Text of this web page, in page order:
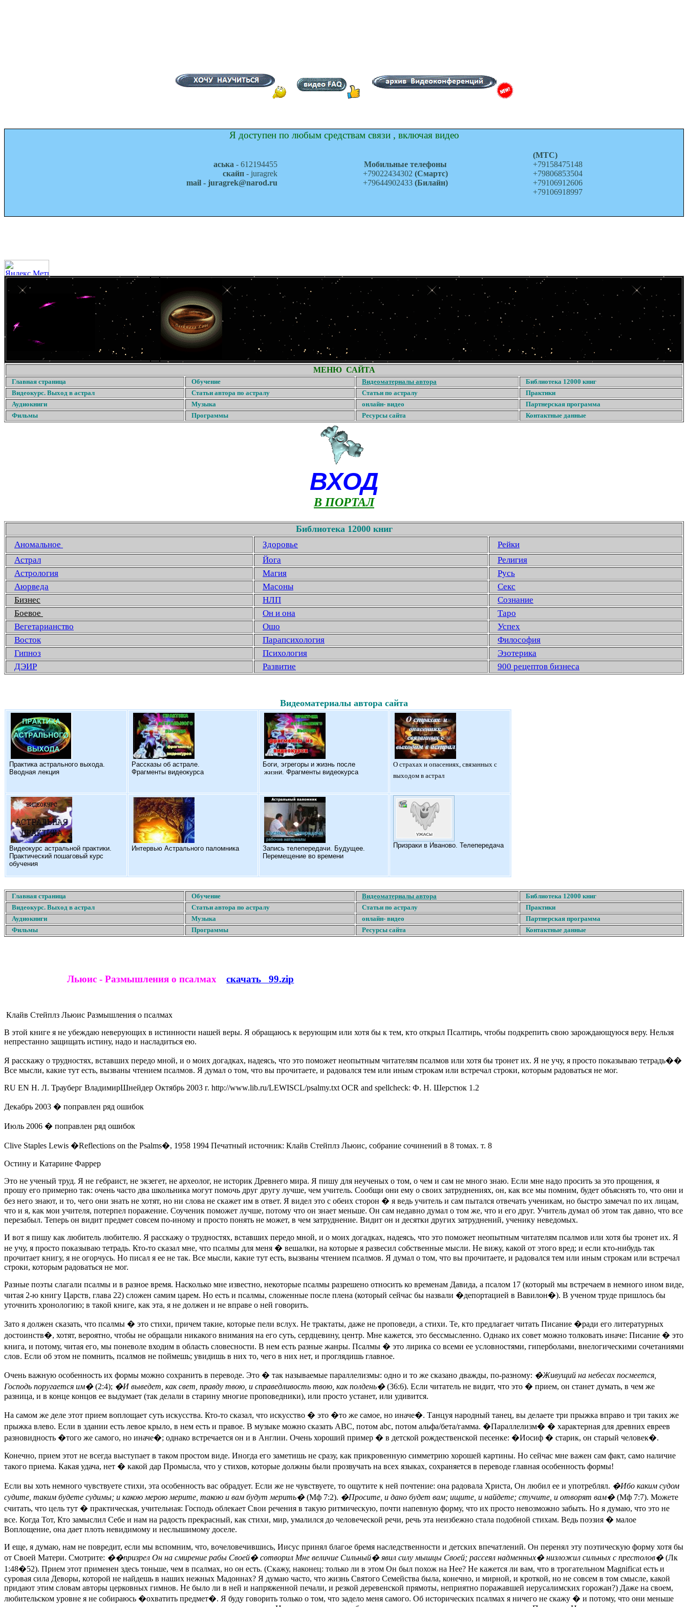
Я доступен по любым средствам связи , включая видео
аська - 612194455
скайп - juragrek
mail - juragrek@narod.ru
Мобильные телефоны
+79022434302 (Смартс)
+79644902433(Билайн)
(МТС)
+79158475148
+79806853504
+79106912606
+79106918997
МЕНЮ САЙТА
Главная страница Обучение Видеоматериалы автора
Библиотека 12000 книг
Видеокурс. Выход в астрал
Статьи автора по астралу Статьи по астралу
Практики
Аудиокниги
Музыка онлайн- видео
Партнерская программа
Фильмы
Программы Ресурсы сайта Контактные данные
ВХОД
В ПОРТАЛ
Библиотека 12000 книг
Аномальное Здоровье
Рейки
Астрал
Йога
Религия
Астрология
Магия
Русь
Аюрведа
Масоны
Секс
Бизнес
НЛП
Сознание
Боевое
Он и она
Таро
Вегетарианство
Ошо
Успех
Восток
Парапсихология
Философия
Гипноз
Психология
Эзотерика
ДЭИР
Развитие 900 рецептов бизнеса
Видеоматериалы автора сайта
Практика астрального выхода.
Вводная лекция
Рассказы об астрале.
Фрагменты видеокурса
Боги, эгрегоры и жизнь после
жизни. Фрагменты видеокурса
О страхах и опасениях, связанных с
выходом в астрал
Видеокурс астральной практики.
Практический пошаговый курс
обучения
Интервью Астрального паломника
Запись телепередачи. Будущее.
Перемещение во времени
Призраки в Иваново. Телепередача
Главная страница Обучение Видеоматериалы автора
Библиотека 12000 книг
Видеокурс. Выход в астрал
Статьи автора по астралу Статьи по астралу
Практики
Аудиокниги
Музыка онлайн- видео
Партнерская программа
Фильмы
Программы Ресурсы сайта Контактные данные
Льюис - Размышления о псалмах скачать 99.zip
Клайв Стейплз Льюис Размышления о псалмах
В этой книге я не убеждаю неверующих в истинности нашей веры. Я обращаюсь к верующим или хотя бы к тем, кто открыл Псалтирь, чтобы подкрепить свою зарождающуюся веру. Нельзя
непрестанно защищать истину, надо и насладиться ею.
Я расскажу о трудностях, вставших передо мной, и о моих догадках, надеясь, что это поможет неопытным читателям псалмов или хотя бы тронет их. Я не учу, я просто показываю тетрадь��
Все мысли, какие тут есть, вызваны чтением псалмов. Я думал о том, что вы прочитаете, и радовался тем или иным строкам или встречал строки, которым радоваться не мог.
RU EN Н. Л. Трауберг ВладимирШнейдер Октябрь 2003 г. http://www.lib.ru/LEWISCL/psalmy.txt OCR and spellcheck: Ф. Н. Шерстюк 1.2
Декабрь 2003 � поправлен ряд ошибок
Июль 2006 � поправлен ряд ошибок
Clive Staples Lewis �Reflections on the Psalms�, 1958 1994 Печатный источник: Клайв Стейплз Льюис, собрание сочинений в 8 томах. т. 8
Остину и Катарине Фаррер
Это не ученый труд. Я не гебраист, не экзегет, не археолог, не историк Древнего мира. Я пишу для неученых о том, о чем и сам не много знаю. Если мне надо просить за это прощения, я
прошу его примерно так: очень часто два школьника могут помочь друг другу лучше, чем учитель. Сообщи они ему о своих затруднениях, он, как все мы помним, будет объяснять то, что они и
без него знают, и то, чего они знать не хотят, но ни слова не скажет им в ответ. Я видел это с обеих сторон � я ведь учитель и сам пытался отвечать ученикам, но быстро замечал по их лицам,
что и я, как мои учителя, потерпел поражение. Соученик поможет лучше, потому что он знает меньше. Он сам недавно думал о том же, что и его друг. Учитель думал об этом так давно, что все
перезабыл. Теперь он видит предмет совсем по-иному и просто понять не может, в чем затруднение. Видит он и десятки других затруднений, ученику неведомых.
И вот я пишу как любитель любителю. Я расскажу о трудностях, вставших передо мной, и о моих догадках, надеясь, что это поможет неопытным читателям псалмов или хотя бы тронет их. Я
не учу, я просто показываю тетрадь. Кто-то сказал мне, что псалмы для меня � вешалки, на которые я развесил собственные мысли. Не вижу, какой от этого вред; и если кто-нибудь так
прочитает книгу, я не огорчусь. Но писал я ее не так. Все мысли, какие тут есть, вызваны чтением псалмов. Я думал о том, что вы прочитаете, и радовался тем или иным строкам или встречал
строки, которым радоваться не мог.
Разные поэты слагали псалмы и в разное время. Насколько мне известно, некоторые псалмы разрешено относить ко временам Давида, а псалом 17 (который мы встречаем в немного ином виде,
читая 2-ю книгу Царств, глава 22) сложен самим царем. Но есть и псалмы, сложенные после плена (который сейчас бы назвали �депортацией в Вавилон�). В ученом труде пришлось бы
уточнить хронологию; в такой книге, как эта, я не должен и не вправе о ней говорить.
Зато я должен сказать, что псалмы � это стихи, причем такие, которые пели вслух. Не трактаты, даже не проповеди, а стихи. Те, кто предлагает читать Писание �ради его литературных
достоинств�, хотят, вероятно, чтобы не обращали никакого внимания на его суть, сердцевину, центр. Мне кажется, это бессмысленно. Однако их совет можно толковать иначе: Писание � это
книга, и потому, читая его, мы поневоле входим в область словесности. В нем есть разные жанры. Псалмы � это лирика со всеми ее условностями, гиперболами, внелогическими сочетаниями
слов. Если об этом не помнить, псалмов не поймешь; увидишь в них то, чего в них нет, и проглядишь главное.
Очень важную особенность их формы можно сохранить в переводе. Это � так называемые параллелизмы: одно и то же сказано дважды, по-разному: �Живущий на небесах посмеется,
Господь поругается им�(2:4); �И выведет, как свет, правду твою, и справедливость твою, как полдень�(36:6). Если читатель не видит, что это � прием, он станет думать, в чем же
разница, и в конце концов ее выдумает (так делали в старину многие проповедники), или просто устанет, или удивится.
На самом же деле этот прием воплощает суть искусства. Кто-то сказал, что искусство � это �то же самое, но иначе�. Танцуя народный танец, вы делаете три прыжка вправо и три таких же
прыжка влево. Если в здании есть левое крыло, в нем есть и правое. В музыке можно сказать ABC, потом abc, потом альфа/бета/гамма. �Параллелизм� � характерная для древних евреев
разновидность �того же самого, но иначе�; однако встречается он и в Англии. Очень хороший пример � в детской рождественской песенке: �Иосиф � старик, он старый человек�.
Конечно, прием этот не всегда выступает в таком простом виде. Иногда его заметишь не сразу, как прикровенную симметрию хорошей картины. Но сейчас мне важен сам факт, само наличие
такого приема. Какая удача, нет � какой дар Промысла, что у стихов, которые должны были прозвучать на всех языках, сохраняется в переводе главная особенность формы!
Если вы хоть немного чувствуете стихи, эта особенность вас обрадует. Если же не чувствуете, то ощутите к ней почтение: она радовала Христа, Он любил ее и употреблял. �Ибо каким судом
судите, таким будете судимы; и какою мерою мерите, такою и вам будут мерить�(Мф 7:2). �Просите, и дано будет вам; ищите, и найдете; стучите, и отворят вам�(Мф 7:7). Можете
считать, что цель тут � практическая, учительная: Господь облекает Свои речения в такую ритмическую, почти напевную форму, что их просто невозможно забыть. Но я думаю, что это не
все. Когда Тот, Кто замыслил Себе и нам на радость прекрасный, как стихи, мир, умалился до человеческой речи, речь эта неизбежно стала подобной стихам. Ведь поэзия � малое
Воплощение, она дает плоть невидимому и неслышимому доселе.
И еще, я думаю, нам не повредит, если мы вспомним, что, вочеловечившись, Иисус принял благое бремя наследственности и детских впечатлений. Он перенял эту поэтическую форму хотя бы
от Своей Матери. Смотрите: ��призрел Он на смирение рабы Своей� сотворил Мне величие Сильный� явил силу мышцы Своей; рассеял надменных� низложил сильных с престолов�(Лк
1:48�52). Прием этот применен здесь тоньше, чем в псалмах, но он есть. (Скажу, наконец: только ли в этом Он был похож на Нее? Не кажется ли вам, что в трогательном Magnificat есть и
суровая сила Деворы, которой не найдешь в наших нежных Мадоннах? Я думаю часто, что жизнь Святого Семейства была, конечно, и мирной, и кроткой, но не совсем в том смысле, какой
придают этим словам авторы церковных гимнов. Не было ли в ней и напряженной печали, и резкой деревенской прямоты, неприятно поражавшей иерусалимских горожан?) Даже на своем,
любительском уровне я не собираюсь �охватить предмет�. Я буду говорить только о том, что задело меня самого. Об исторических псалмах я ничего не скажу � и потому, что они меньше